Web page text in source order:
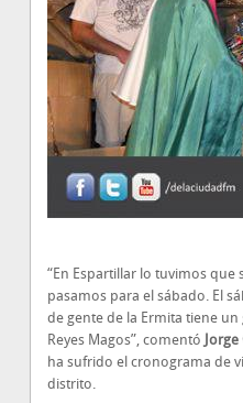
“En Espartillar lo tuvimos
pasamos para el sábado. El
de gente de la Ermita tiene
Reyes Magos”, comentó
ha sufrido el cronograma de
distrito.